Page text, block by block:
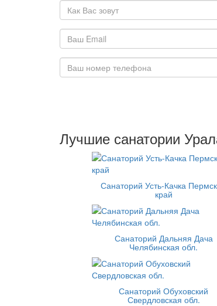
Лучшие санатории
Санаторий Усть-Качка
край
Санаторий Дальняя Дача
Челябинская обл.
Санаторий Обуховский
Свердловская обл.